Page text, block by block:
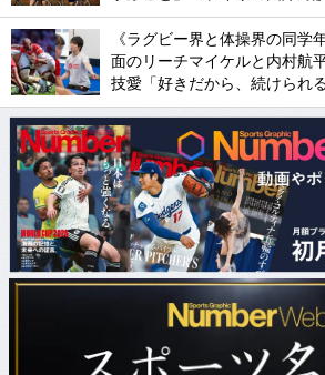
《ラグビー界と体操界の同学
面のリーチマイケルと内村航
技愛「好きだから、続けられる